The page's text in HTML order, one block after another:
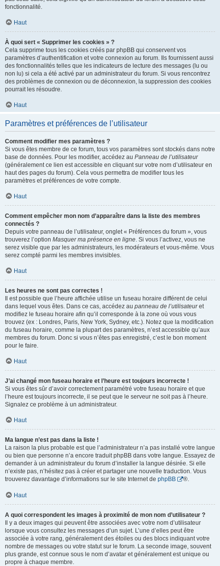
fonctionnalité.
Haut
À quoi sert « Supprimer les cookies » ?
Cela supprime tous les cookies créés par phpBB qui conservent vos
paramètres d’authentification et votre connexion au forum. Ils fournissent aussi
des fonctionnalités telles que les indicateurs de lecture des messages (lu ou
non lu) si cela a été activé par un administrateur du forum. Si vous rencontrez
des problèmes de connexion ou de déconnexion, la suppression des cookies
pourrait les résoudre.
Haut
Paramètres et préférences de l’utilisateur
Comment modifier mes paramètres ?
Si vous êtes membre de ce forum, tous vos paramètres sont stockés dans notre
base de données. Pour les modifier, accédez au Panneau de l’utilisateur
(généralement ce lien est accessible en cliquant sur votre nom d’utilisateur en
haut des pages du forum). Cela vous permettra de modifier tous les
paramètres et préférences de votre compte.
Haut
Comment empêcher mon nom d’apparaître dans la liste des membres
connectés ?
Depuis votre panneau de l’utilisateur, onglet « Préférences du forum », vous
trouverez l’option Masquer ma présence en ligne. Si vous l’activez, vous ne
serez visible que par les administrateurs, les modérateurs et vous-même. Vous
serez compté parmi les membres invisibles.
Haut
Les heures ne sont pas correctes !
Il est possible que l’heure affichée utilise un fuseau horaire différent de celui
dans lequel vous êtes. Dans ce cas, accédez au panneau de l’utilisateuret
modifiez le fuseau horaire afin qu’il corresponde à la zone où vous vous
trouvez (ex : Londres, Paris, New York, Sydney, etc.). Notez que la modification
du fuseau horaire, comme la plupart des paramètres, n’est accessible qu’aux
membres du forum. Donc si vous n’êtes pas enregistré, c’est le bon moment
pour le faire.
Haut
J’ai changé mon fuseau horaire et l’heure est toujours incorrecte !
Si vous êtes sûr d’avoir correctement paramétré votre fuseau horaire et que
l’heure est toujours incorrecte, il se peut que le serveur ne soit pas à l’heure.
Signalez ce problème à un administrateur.
Haut
Ma langue n’est pas dans la liste !
La raison la plus probable est que l’administrateur n’a pas installé votre langue
ou bien que personne n’a encore traduit phpBB dans votre langue. Essayez de
demander à un administrateur du forum d’installer la langue désirée. Si elle
n’existe pas, n’hésitez pas à créer et partager une nouvelle traduction. Vous
trouverez davantage d’informations sur le site Internet de phpBB ®.
Haut
A quoi correspondent les images à proximité de mon nom d’utilisateur ?
Il y a deux images qui peuvent être associées avec votre nom d’utilisateur
lorsque vous consultez les messages d’un sujet. L’une d’elles peut être
associée à votre rang, généralement des étoiles ou des blocs indiquant votre
nombre de messages ou votre statut sur le forum. La seconde image, souvent
plus grande, est connue sous le nom d’avatar et généralement est unique ou
propre à chaque membre.